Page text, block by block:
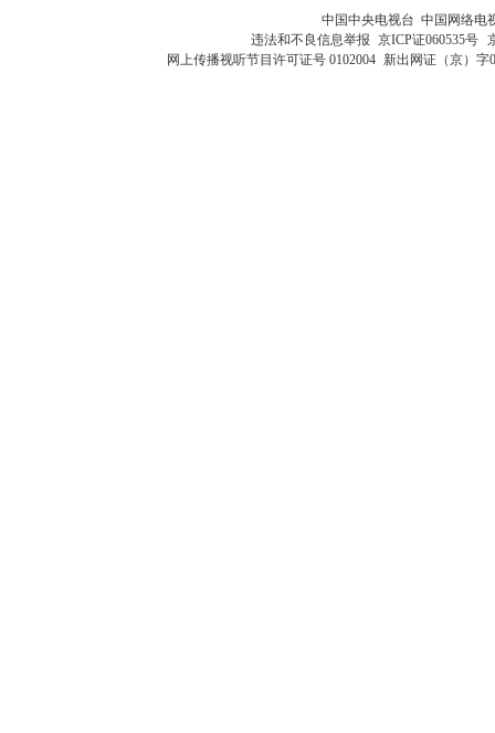
中国中央电视台 中国网络电
违法和不良信息举报 京ICP证060535号
网上传播视听节目许可证号 0102004 新出网证（京）